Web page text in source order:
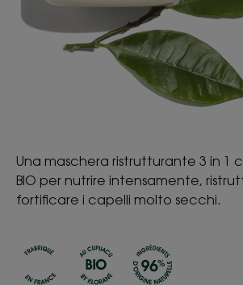
Una maschera ristrutturante 3 in 1
BIO per nutrire intensamente,
fortificare i capelli molto secchi.